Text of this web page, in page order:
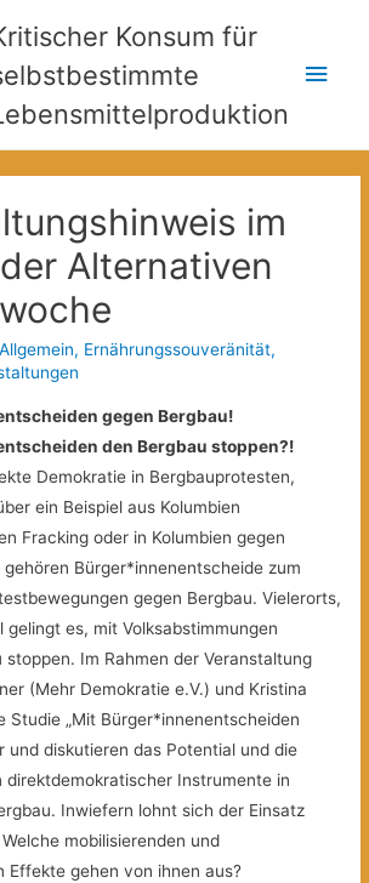
Konsum für
im
Alternativen
Allgemein, Ernährungssouveränität,
gegen Bergbau!
den Bergbau stoppen?!
Demokratie in Bergbauprotesten,
ein Beispiel aus Kolumbien
Fracking oder in Kolumbien gegen
Bürger*innenentscheide zum
gegen Bergbau. Vielerorts,
gelingt es, mit Volksabstimmungen
stoppen. Im Rahmen der Veranstaltung
(Mehr Demokratie e.V.) und Kristina
Studie „Mit Bürger*innenentscheiden
und diskutieren das Potential und die
direktdemokratischer Instrumente in
Inwiefern lohnt sich der Einsatz
mobilisierenden und
Effekte gehen von ihnen aus?